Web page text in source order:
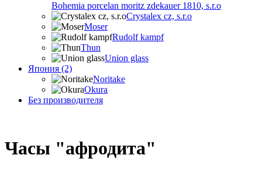
Bohemia porcelan moritz zdekauer 1810, s.r.o
Crystalex cz, s.r.o
Moser
Rudolf kampf
Thun
Union glass
Япония (2)
Noritake
Okura
Без производителя
Часы "афродита"